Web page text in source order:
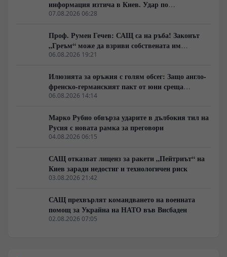
екологична тема и се превръща във водещ фактор за
информация изтича в Киев. Удар по
американски сателити е най-добрата дипломация
07.08.2026 06:28
Проф. Румен Гечев: САЩ са на ръба! Законът
„Греъм“ може да взриви собствената им
икономика!
06.08.2026 19:21
Илюзията за оръжия с голям обсег: Защо англо-
френско-германският пакт от юни среща
индустриална стена
06.08.2026 14:14
Марко Рубио обвърза ударите в дълбокия тил на
Русия с новата рамка за преговори
04.08.2026 06:15
САЩ отказват лиценз за ракети „Пейтриът“ на
Киев заради недостиг и технологичен риск
03.08.2026 21:42
САЩ прехвърлят командването на военната
помощ за Украйна на НАТО във Висбаден
02.08.2026 07:05